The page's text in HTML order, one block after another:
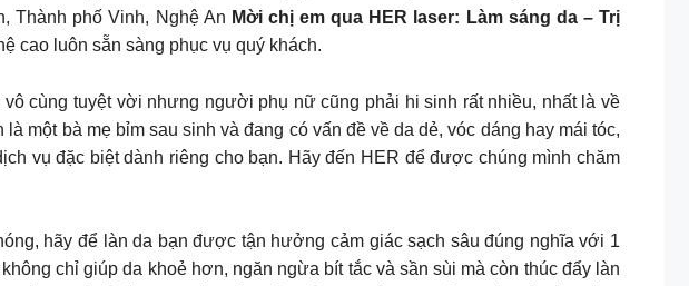
Thành phố Vinh, Nghệ An Mời chị em qua HER laser: Làm sáng da – Trị
cao luôn sẵn sàng phục vụ quý khách.
cùng tuyệt vời nhưng người phụ nữ cũng phải hi sinh rất nhiều, nhất là về
một bà mẹ bỉm sau sinh và đang có vấn đề về da dẻ, vóc dáng hay mái tóc,
vụ đặc biệt dành riêng cho bạn. Hãy đến HER để được chúng mình chăm
hãy để làn da bạn được tận hưởng cảm giác sạch sâu đúng nghĩa với 1
chỉ giúp da khoẻ hơn, ngăn ngừa bít tắc và sần sùi mà còn thúc đẩy làn